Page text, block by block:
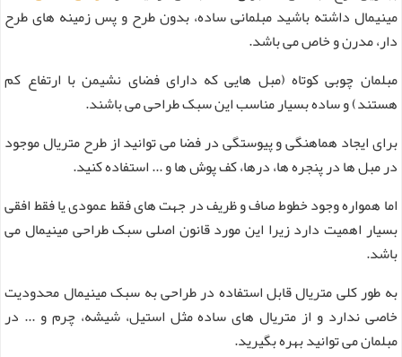
مینیمال داشته باشید مبلمانی ساده، بدون طرح و پس زمینه های طرح
دار، مدرن و خاص می باشد.
مبلمان چوبی کوتاه (مبل هایی که دارای فضای نشیمن با ارتفاع کم
هستند) و ساده بسیار مناسب این سبک طراحی می باشند.
برای ایجاد هماهنگی و پیوستگی در فضا می توانید از طرح متریال موجود
در مبل ها در پنجره ها، درها، کف پوش ها و ... استفاده کنید.
اما همواره وجود خطوط صاف و ظریف در جهت های فقط عمودی یا فقط افقی
بسیار اهمیت دارد زیرا این مورد قانون اصلی سبک طراحی مینیمال می
باشد.
به طور کلی متریال قابل استفاده در طراحی به سبک مینیمال محدودیت
خاصی ندارد و از متریال های ساده مثل استیل، شیشه، چرم و ... در
مبلمان می توانید بهره بگیرید.